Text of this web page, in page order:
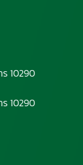
10290
10290